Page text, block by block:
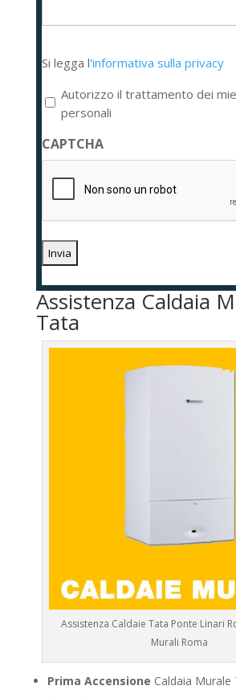
legga
l'informativa
sulla
privacy
*
Si legga l'informativa sulla privacy
Autorizzo il trattamento dei
personali
CAPTCHA
Assistenza Caldaia
Tata
Assistenza Caldaie Tata Ponte Linari
Murali Roma
Prima Accensione Caldaia